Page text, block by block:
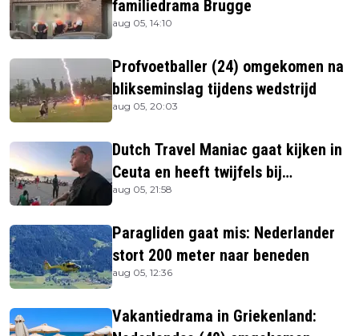
familiedrama Brugge
aug 05, 14:10
Profvoetballer (24) omgekomen na
blikseminslag tijdens wedstrijd
aug 05, 20:03
Dutch Travel Maniac gaat kijken in
Ceuta en heeft twijfels bij
berichtgeving media
aug 05, 21:58
Paragliden gaat mis: Nederlander
stort 200 meter naar beneden
aug 05, 12:36
Vakantiedrama in Griekenland: